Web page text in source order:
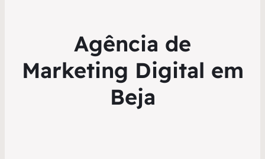
Agência de
Marketing Digital em
Beja